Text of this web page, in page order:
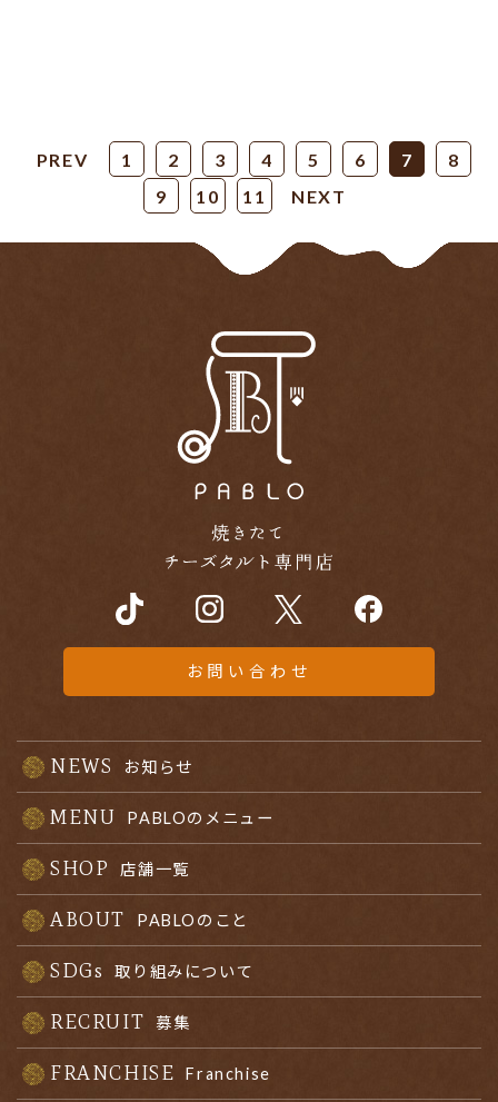
PREV 1 2 3 4 5 6 7
8
9
10 11 NEXT
お問い合わせ
NEWS お知らせ
MENU PABLOのメニュー
SHOP 店舗一覧
ABOUT PABLOのこと
SDGs 取り組みについて
RECRUIT 募集
FRANCHISE Franchise